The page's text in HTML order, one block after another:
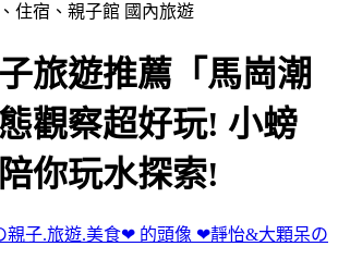
住宿、親子館 國內旅遊
旅遊推薦「馬崗潮
觀察超好玩! 小螃
你玩水探索!
❤靜怡&大顆呆の